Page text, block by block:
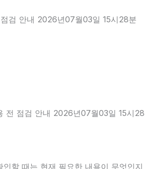
검 안내 2026년07월03일 15시28분
전 점검 안내 2026년07월03일 15시28
인할 때는 현재 필요한 내용이 무엇인지